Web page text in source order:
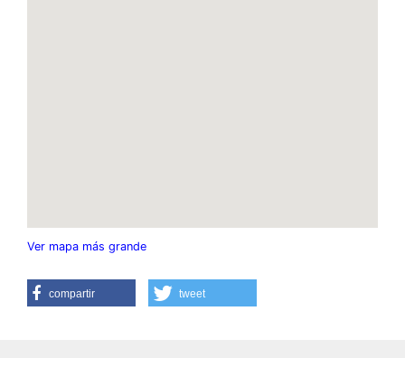
Ver mapa más grande
compartir tweet